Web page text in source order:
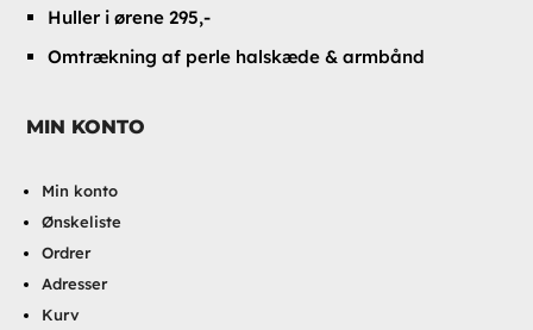
Huller i ørene 295,-
Omtrækning af perle halskæde & armbånd
MIN KONTO
Min konto
Ønskeliste
Ordrer
Adresser
Kurv